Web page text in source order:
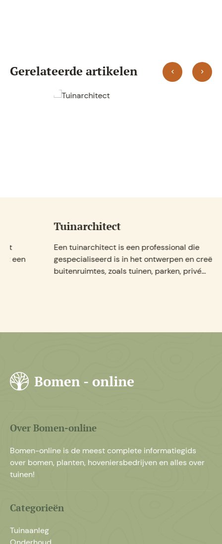
Gerelateerde artikelen
Tuinarchitect
Een tuinarchitect is een professional die
gespecialiseerd is in het ontwerpen en creëren van
buitenruimtes, zoals tuinen, parken, privé...
Over Bomen-online
Bomen-online is de meest complete informatiegids
over bomen, planten, hoveniersbedrijven en alles over
tuinen!
Categorieën
Tuinaanleg